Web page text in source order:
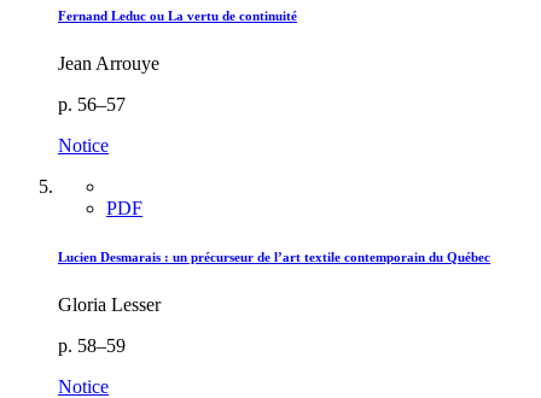
Fernand Leduc ou La vertu de continuité
Jean Arrouye
p. 56–57
Notice
PDF
Lucien Desmarais : un précurseur de l’art textile contemporain du Québec
Gloria Lesser
p. 58–59
Notice